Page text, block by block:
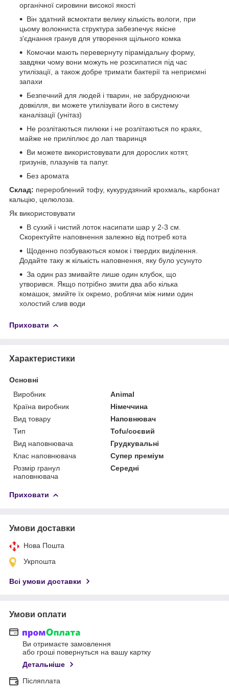
органічної сировини високої якості
Він здатний всмоктати велику кількість вологи, при
цьому волокниста структура забезпечує якісне
з'єднання гранув для утворення щільного комка
Комочки мають перевернуту пірамідальну форму,
завдяки чому вони можуть не розсипатися під час
утилізації, а також добре тримати бактерії та неприємні
запахи
Безпечний для людей і тварин, не забруднюючи
довкілля, ви можете утилізувати його в систему
каналізації (унітаз)
Не розлітаються пилюки і не розлітаються по краях,
майже не приліплює до лап тваринця
Ви можете використовувати для дорослих котят,
гризунів, плазунів та папуг.
Без аромата
Склад: перероблений тофу, кукурудзяний крохмаль, карбонат
кальцію, целюлоза.
Як використовувати
В сухий і чистий лоток насипати шар у 2-3 см.
Скоректуйте наповнення залежно від потреб кота
Щоденно позбуваються комок і твердих виділення.
Додайте таку ж кількість наповнення, яку було усунуто
За один раз змивайте лише один клубок, що
утворився. Якщо потрібно змити два або кілька
комашок, змийте їх окремо, роблячи між ними один
холостий слив води
Приховати
Характеристики
Основні
Виробник
Animal
Країна виробник
Німеччина
Вид товару
Наповнювач
Тип
Tofu/соєвий
Вид наповнювача
Грудкувальні
Клас наповнювача
Супер преміум
Розмір гранул
наповнювача
Середні
Приховати
Умови доставки
Нова Пошта
Укрпошта
Всі умови доставки
Умови оплати
Ви отримаєте замовлення
або гроші повернуться на вашу картку
Детальніше
Післяплата